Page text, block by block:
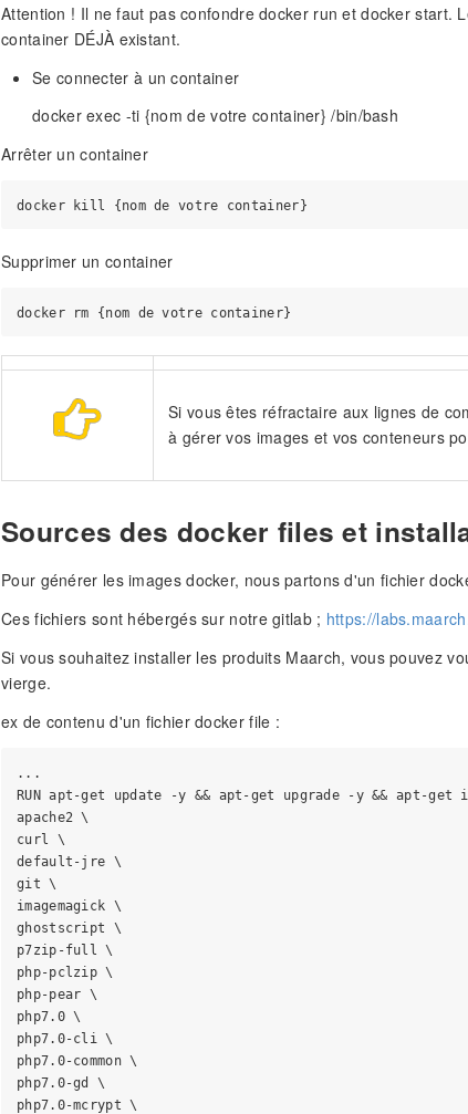
Attention ! Il ne faut pas confondre docker run et docker start.
container DÉJÀ existant.
Se connecter à un container
docker exec -ti {nom de votre container} /bin/bash
Arrêter un container
Supprimer un container
Si vous êtes réfractaire aux lignes de
à gérer vos images et vos conteneurs
Sources des docker files et
Pour générer les images docker, nous partons d'un fichier
Ces fichiers sont hébergés sur notre gitlab ; https://
Si vous souhaitez installer les produits Maarch, vous pouvez
vierge.
ex de contenu d'un fichier docker file :
...
RUN apt-get update -y && apt-get upgrade -y && apt-
apache2 \
curl \
default-jre \
git \
imagemagick \
ghostscript \
p7zip-full \
php-pclzip \
php-pear \
php7.0 \
php7.0-cli \
php7.0-common \
php7.0-gd \
php7.0-mcrypt \